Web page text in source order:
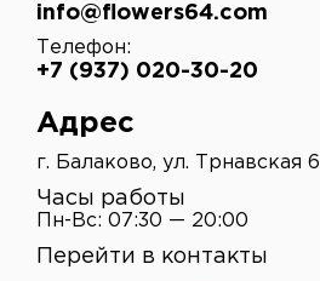
info@flowers64.com
Телефон:
+7 (937) 020-30-20
Адрес
г. Балаково, ул. Трнавская 61
Часы работы
Пн-Вс: 07:30 — 20:00
Перейти в контакты